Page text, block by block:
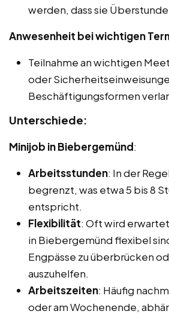
werden, dass sie
Anwesenheit bei wichtigen
Teilnahme an wichtigen
oder
Beschäftigungsformen
Unterschiede:
Minijob in Biebergemünd:
Arbeitsstunden: In der
begrenzt, was etwa 5 bis 8
entspricht.
Flexibilität: Oft wird
in Biebergemünd flexibel
Engpässe zu überbrücken
auszuhelfen.
Arbeitszeiten: Häufig
oder am Wochenende,